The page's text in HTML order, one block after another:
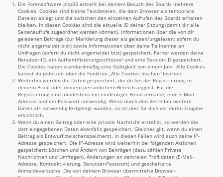
Die Forensoftware phpBB erstellt bei deinem Besuch des Boards mehrere
Cookies. Cookies sind kleine Textdateien, die dein Browser als temporäre
Dateien ablegt und die zwischen den einzelnen Aufrufen des Boards erhalten
bleiben. In diesen Cookies sind die aktuelle ID deiner Sitzung (damit dir alle
Seitenaufrufe zugeordnet werden können), Informationen über die von dir
gelesenen Beiträge (zur Markierung dieser als gelesen/ungelesen; sofern du
nicht angemeldet bist) sowie Informationen über deine Teilnahme an
Umfragen (sofern du nicht angemeldet bist) gespeichert. Ferner werden deine
Benutzer-ID, ein Authentifizierungsschlüssel und eine Session-ID gespeichert.
Die Cookies haben standardmäßig eine Gültigkeit von einem Jahr. Alle Cookies
kannst du jederzeit über die Funktion „Alle Cookies löschen“ löschen.
Weiterhin werden die Daten gespeichert, die du bei der Registrierung, in
deinem Profil oder deinem persönlichem Bereich angibst. Für die
Registrierung sind mindestens ein eindeutiger Benutzername, eine E-Mail-
Adresse und ein Passwort notwendig. Wenn durch den Betreiber weitere
Daten als notwendig festgelegt wurden, so ist dies für dich vor deren Eingabe
ersichtlich.
Wenn du einen Beitrag oder eine private Nachricht erstellst, so werden die
dort eingegebenen Daten ebenfalls gespeichert. Gleiches gilt, wenn du einen
Beitrag als Entwurf zwischenspeicherst. In diesen Fällen wird auch deine IP-
Adresse gespeichert. Die IP-Adresse wird weiterhin bei folgenden Aktionen
gespeichert: Löschen und Ändern von Beiträgen (dazu zählen Private
Nachrichten und Umfragen), Änderungen an zentralen Profildaten (E-Mail-
Adresse, Kontoaktivierung, Benutzer-Passwort) und gescheiterte
Anmeldeversuche. Die von deinem Browser übermittelte Browser-